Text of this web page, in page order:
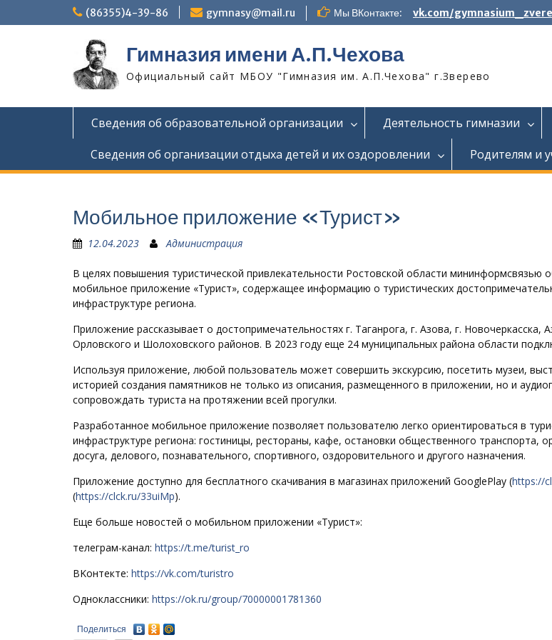
to
(86355)4-39-86 gymnasy@mail.ru Мы ВКонтакте: vk.com/
Гимназия имени А.П.Чехова
Официальный сайт МБОУ "Гимназия им. А.П.Чехова" г.Зверево
Сведения об образовательной организации Деятельность гимназии
Сведения об организации отдыха детей и их оздоровлении
Родителям и
Мобильное приложение «Турист»
12.04.2023 Администрация
В целях повышения туристической привлекательности Ростовской области мининформсвязью
мобильное приложение «Турист», содержащее информацию о туристических
инфраструктуре региона.
Приложение рассказывает о достопримечательностях г. Таганрога, г. Азова, г. Новочеркасска,
Орловского и Шолоховского районов. В 2023 году еще 24 муниципальных района области
Используя приложение, любой пользователь может совершить экскурсию, посетить музеи,
историей создания памятников не только из описания, размещенного в приложении, но и
сопровождать туриста на протяжении всей прогулки.
Разработанное мобильное приложение позволяет пользователю легко ориентироваться в
инфраструктуре региона: гостиницы, рестораны, кафе, остановки общественного транспорта,
досуга, делового, познавательного, спортивного, оздоровительного и другого назначения.
Приложение доступно для бесплатного скачивания в магазинах приложений GooglePlay (https://
(https://clck.ru/33uiMp).
Еще больше новостей о мобильном приложении «Турист»:
телеграм-канал: https://t.me/turist_ro
BKонтекте: https://vk.com/turistro
Одноклассники: https://ok.ru/group/70000001781360
Поделиться